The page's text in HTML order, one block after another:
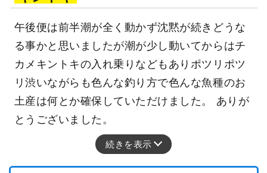
午後便は前半潮が全く動かず沈黙が続きどうな
る事かと思いましたが潮が少し動いてからはチ
カメキントキの入れ乗りなどもありポツリポツ
リ渋いながらも色んな釣り方で色んな魚種のお
土産は何とか確保していただけました。 ありが
とうございました。
続きを表示